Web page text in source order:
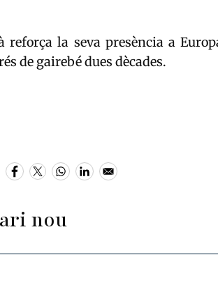
reforça la seva presència a
de gairebé dues dècades.
nou